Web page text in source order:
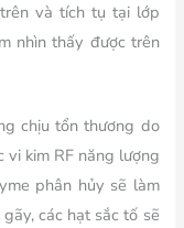
và tích tụ tại lớp
nhìn thấy được trên
chịu tổn thương do
vi kim RF năng lượng
phân hủy sẽ làm
các hạt sắc tố sẽ